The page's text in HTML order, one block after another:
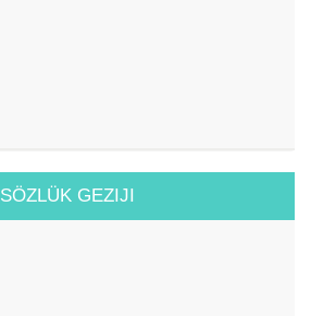
SÖZLÜK GEZIJI